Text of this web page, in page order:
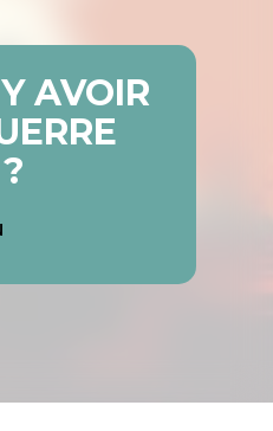
AVOIR